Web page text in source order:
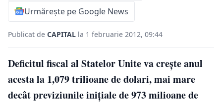
Urmărește pe Google News
Publicat de CAPITAL la 1 februarie 2012, 09:44
Deficitul fiscal al Statelor Unite va creşte anul
acesta la 1,079 trilioane de dolari, mai mare
decât previziunile iniţiale de 973 milioane de